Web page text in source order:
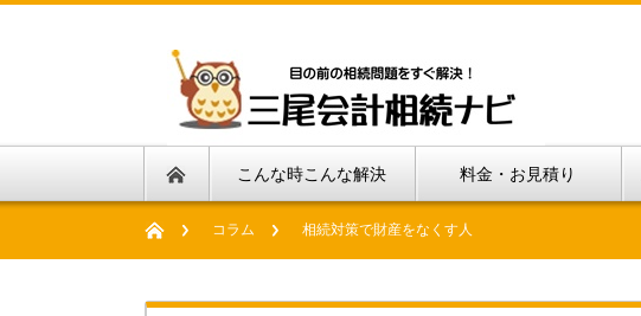
こんな時こんな解決 料金・お見積り
コラム 相続対策で財産をなくす人